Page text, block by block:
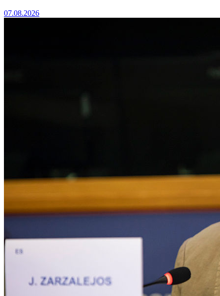
07.08.2026